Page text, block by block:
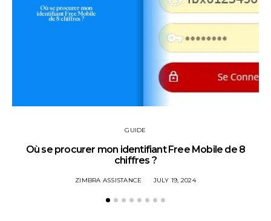
GUIDE
Où se procurer mon identifiant Free Mobile de 8
chiffres ?
ZIMBRA ASSISTANCE JULY 19, 2024